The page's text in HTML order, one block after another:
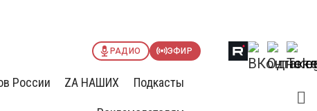
РАДИО ЭФИР
России ZА НАШИХ Подкасты